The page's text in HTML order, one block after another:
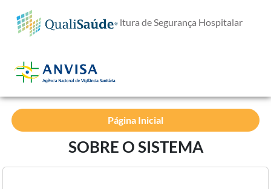
E-Questionário de Cultura de Segurança Hospitalar
Página Inicial
SOBRE O SISTEMA